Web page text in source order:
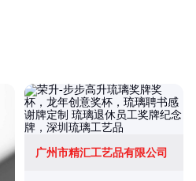
广州市精汇工艺品有限公司